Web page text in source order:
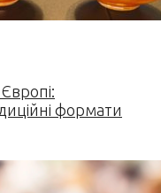
формати